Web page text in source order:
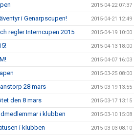
2015-04-22 07:37
i Genarpscupen! 2015-04-21 12:49
regler Interncupen 2015 2015-04-19 10:00
2015-04-13 18:00
2015-04-07 16:03
2015-03-25 08:00
28 mars 2015-03-19 13:55
den 8 mars 2015-03-17 13:15
i klubben 2015-03-10 15:08
i klubben 2015-03-03 08:10